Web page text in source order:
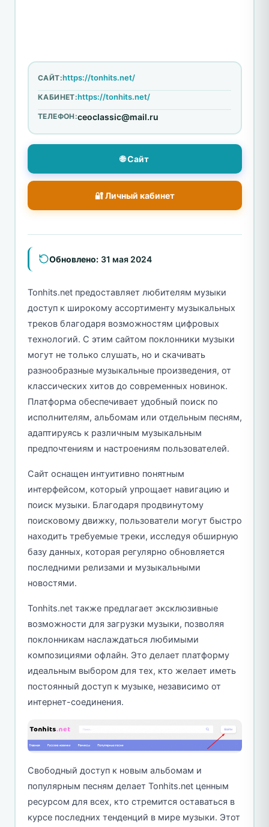
САЙТ:https://tonhits.net/
КАБИНЕТ:https://tonhits.net/
ТЕЛЕФОН:ceoclassic@mail.ru
🌐 Сайт
🔐 Личный кабинет
Обновлено: 31 мая 2024
Tonhits.net предоставляет любителям музыки
доступ к широкому ассортименту музыкальных
треков благодаря возможностям цифровых
технологий. С этим сайтом поклонники музыки
могут не только слушать, но и скачивать
разнообразные музыкальные произведения, от
классических хитов до современных новинок.
Платформа обеспечивает удобный поиск по
исполнителям, альбомам или отдельным песням,
адаптируясь к различным музыкальным
предпочтениям и настроениям пользователей.
Сайт оснащен интуитивно понятным
интерфейсом, который упрощает навигацию и
поиск музыки. Благодаря продвинутому
поисковому движку, пользователи могут быстро
находить требуемые треки, исследуя обширную
базу данных, которая регулярно обновляется
последними релизами и музыкальными
новостями.
Tonhits.net также предлагает эксклюзивные
возможности для загрузки музыки, позволяя
поклонникам наслаждаться любимыми
композициями офлайн. Это делает платформу
идеальным выбором для тех, кто желает иметь
постоянный доступ к музыке, независимо от
интернет-соединения.
Свободный доступ к новым альбомам и
популярным песням делает Tonhits.net ценным
ресурсом для всех, кто стремится оставаться в
курсе последних тенденций в мире музыки. Этот